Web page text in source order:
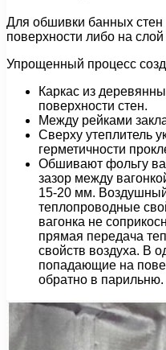
Для обшивки банных стен
поверхности либо на
Упрощенный процесс
Каркас из
поверхности стен.
Между рейками
Сверху утеплитель
герметичности
Обшивают фольгу
зазор между
15-20 мм.
теплопроводные
вагонка не
прямая передача
свойств воздуха. В
попадающие на
обратно в парильню.